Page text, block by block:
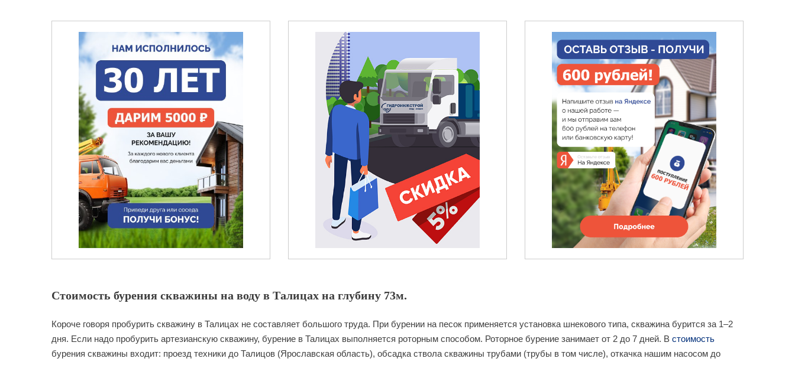
Стоимость бурения скважины на воду в Талицах на глубину 73м.
Короче говоря пробурить скважину в Талицах не составляет большого труда. При бурении на песок применяется установка шнекового типа, скважина бурится за 1–2
дня. Если надо пробурить артезианскую скважину, бурение в Талицах выполняется роторным способом. Роторное бурение занимает от 2 до 7 дней. В стоимость
бурения скважины входит: проезд техники до Талицов (Ярославская область), обсадка ствола скважины трубами (трубы в том числе), откачка нашим насосом до